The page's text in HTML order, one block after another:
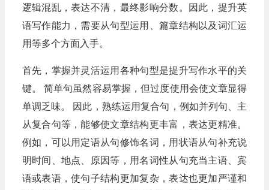
逻辑混乱，表达不清，最终影响分数。因此，提升英
语写作能力，需要从句型运用、篇章结构以及词汇运
用等多个方面入手。
首先，掌握并灵活运用各种句型是提升写作水平的关
键。 简单句虽然容易掌握，但过度使用会使文章显得
单调乏味。 因此，熟练运用复合句，例如并列句、主
从复合句等，能够使文章结构更丰富，表达更精准。
例如，可以用定语从句修饰名词，用状语从句补充说
明时间、地点、原因等，用名词性从句充当主语、宾
语或表语，使句子结构更加复杂，表达也更加严谨和